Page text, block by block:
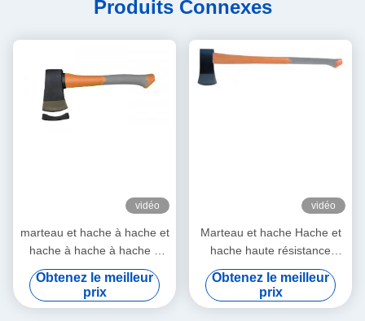
Produits Connexes
vidéo
marteau et hache à hache et
hache à hache à hache à
hache à hache à hache à
hache à hache à hache à
hache à hache à hache à
Obtenez le meilleur
prix
vidéo
Marteau et hache Hache et
hache haute résistance
poignée en fibre de verre
durable facile à utiliser
Obtenez le meilleur
prix